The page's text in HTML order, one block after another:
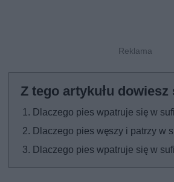
Dlaczego pies wpatruje się w
Dlaczego pies węszy i patrzy w
Dlaczego pies wpatruje się w